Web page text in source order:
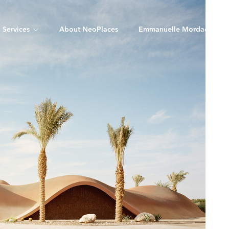
Services About NeoPlaces Emmanuelle Mordacq